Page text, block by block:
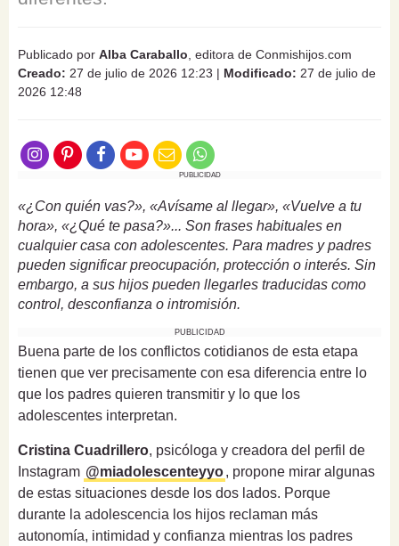
Publicado por Alba Caraballo , editora de Conmishijos.com
Creado: 27 de julio de 2026 12:23 | Modificado: 27 de julio de
2026 12:48
PUBLICIDAD
«¿Con quién vas?», «Avísame al llegar», «Vuelve a tu
hora», «¿Qué te pasa?»... Son frases habituales en
cualquier casa con adolescentes. Para madres y padres
pueden significar preocupación, protección o interés. Sin
embargo, a sus hijos pueden llegarles traducidas como
control, desconfianza o intromisión.
PUBLICIDAD
Buena parte de los conflictos cotidianos de esta etapa
tienen que ver precisamente con esa diferencia entre lo
que los padres quieren transmitir y lo que los
adolescentes interpretan.
Cristina Cuadrillero, psicóloga y creadora del perfil de
Instagram @miadolescenteyyo, propone mirar algunas
de estas situaciones desde los dos lados. Porque
durante la adolescencia los hijos reclaman más
autonomía, intimidad y confianza mientras los padres